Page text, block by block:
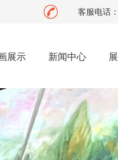
客服电话：
展示 新闻中心